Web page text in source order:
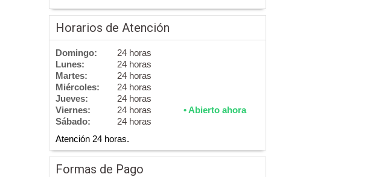
Horarios de Atención
Domingo:
24 horas
Lunes:
24 horas
Martes:
24 horas
Miércoles:
24 horas
Jueves:
24 horas
Viernes:
24 horas
• Abierto ahora
Sábado:
24 horas
Atención 24 horas.
Formas de Pago